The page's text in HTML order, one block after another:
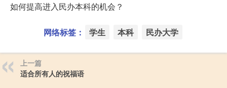
如何提高进入民办本科的机会？
网络标签： 学生 本科 民办大学
上一篇
适合所有人的祝福语